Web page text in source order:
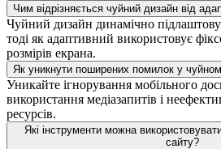
Чим відрізняється чуйний дизайн від
Чуйний дизайн динамічно
тоді як адаптивний використовує
розмірів екрана.
Як уникнути поширених помилок у
Уникайте ігнорування мобільного
використання медіазапитів і
ресурсів.
Які інструменти можна
сайту?